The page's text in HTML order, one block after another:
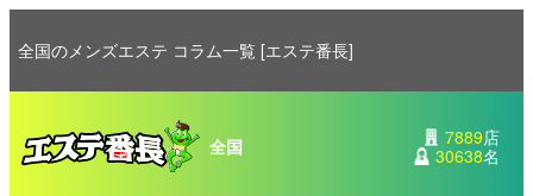
全国のメンズエステ コラム一覧 [エステ番長]
全国 7889店
30638名